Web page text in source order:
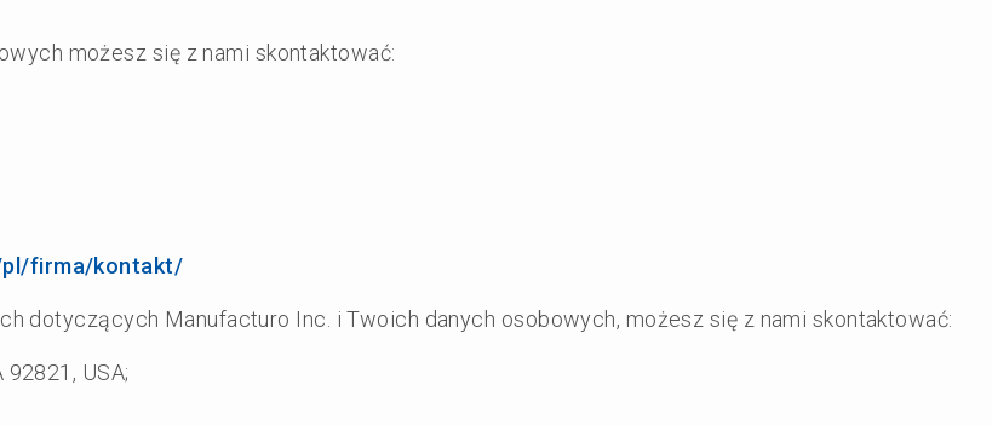
możesz się z nami skontaktować:
pl/firma/kontakt/
dotyczących Manufacturo Inc. i Twoich danych osobowych, możesz się z nami skontaktować:
USA;